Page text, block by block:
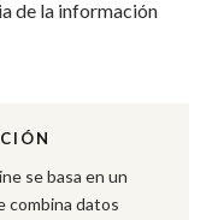
de la información
se basa en un
combina datos